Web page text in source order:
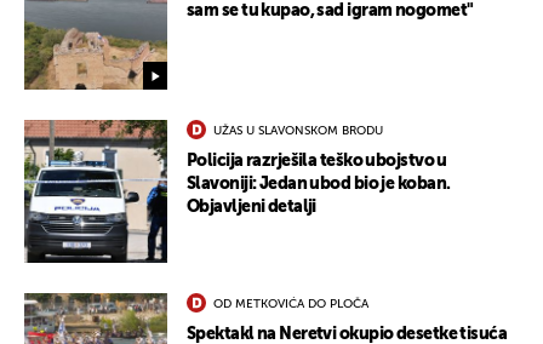
sam se tu kupao, sad igram nogomet"
UŽAS U SLAVONSKOM BRODU
Policija razrješila teško ubojstvo u
Slavoniji: Jedan ubod bio je koban.
Objavljeni detalji
OD METKOVIĆA DO PLOČA
Spektakl na Neretvi okupio desetke tisuća
UKLJUČITE NOTIFIKACIJE